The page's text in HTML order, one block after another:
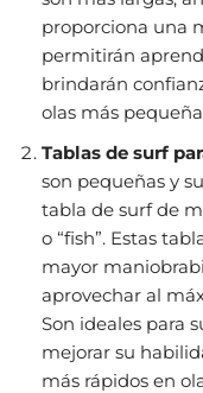
proporciona una
permitirán
brindarán
olas más
Tablas de surf
son pequeñas y
tabla de surf de
o “fish”. Estas
mayor
aprovechar al
Son ideales para
mejorar su
más rápidos en